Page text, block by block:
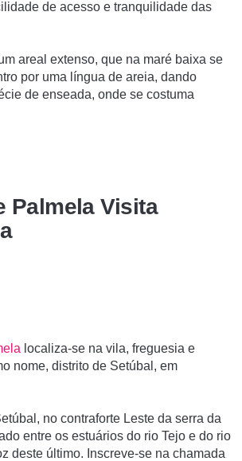
de acesso e tranquilidade das
areal extenso, que na maré baixa se
por uma língua de areia, dando
de enseada, onde se costuma
Palmela Visita
localiza-se na vila, freguesia e
nome, distrito de Setúbal, em
no contraforte Leste da serra da
entre os estuários do rio Tejo e do rio
deste último. Inscreve-se na chamada